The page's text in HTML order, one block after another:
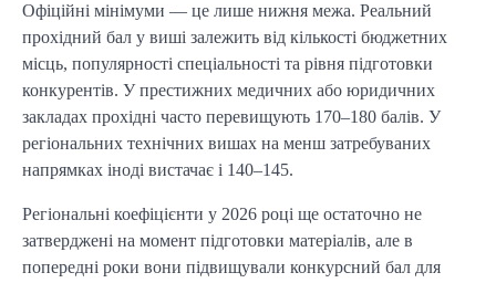
Офіційні мінімуми — це лише нижня межа. Реальний
прохідний бал у виші залежить від кількості бюджетних
місць, популярності спеціальності та рівня підготовки
конкурентів. У престижних медичних або юридичних
закладах прохідні часто перевищують 170–180 балів. У
регіональних технічних вишах на менш затребуваних
напрямках іноді вистачає і 140–145.
Регіональні коефіцієнти у 2026 році ще остаточно не
затверджені на момент підготовки матеріалів, але в
попередні роки вони підвищували конкурсний бал для